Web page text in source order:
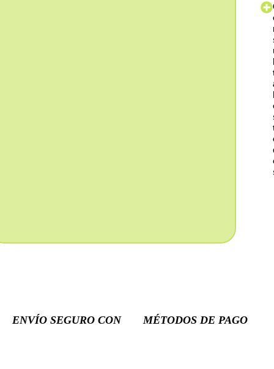
ENVÍO SEGURO CON MÉTODOS DE PAGO